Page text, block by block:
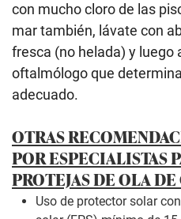
con mucho cloro de las
mar también, lávate con
fresca (no helada) y luego
oftalmólogo que
adecuado.
OTRAS
POR ESPECIALISTAS
PROTEJAS DE OLA
Uso de protector solar